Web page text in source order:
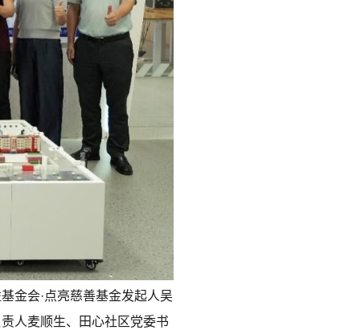
金会·点亮慈善基金发起人吴
人麦顺生、田心社区党委书